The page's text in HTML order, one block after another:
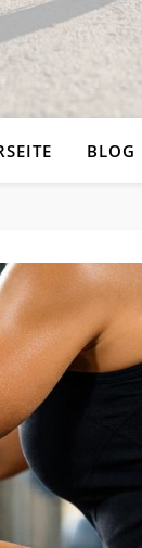
BLOG